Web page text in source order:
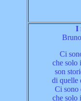
I
Ci
che solo
son
di quelle
Ci sono
che solo